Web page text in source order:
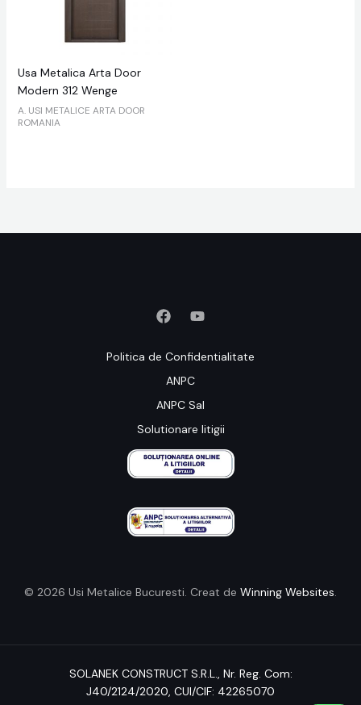
Usa Metalica Arta Door
Modern 312 Wenge
A. USI METALICE ARTA DOOR
ROMANIA
Politica de Confidentialitate
ANPC
ANPC Sal
Solutionare litigii
© 2026 Usi Metalice Bucuresti. Creat de Winning Websites.
SOLANEK CONSTRUCT S.R.L., Nr. Reg. Com:
J40/2124/2020, CUI/CIF: 42265070